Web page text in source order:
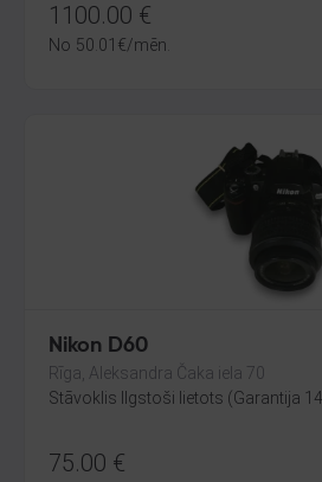
1100.00 €
No 50.01 €/mēn.
Nikon D60
Rīga, Aleksandra Čaka iela 70
Stāvoklis Ilgstoši lietots (Garantija
75.00 €